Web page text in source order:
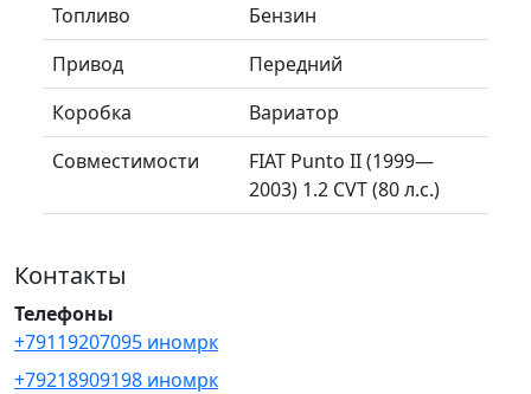
Топливо
Бензин
Привод
Передний
Коробка
Вариатор
Совместимости
FIAT Punto II (1999—
2003) 1.2 CVT (80 л.с.)
Контакты
Телефоны
+79119207095 иномрк
+79218909198 иномрк